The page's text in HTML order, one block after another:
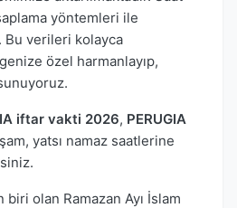
yöntemleri ile
Bu verileri kolayca
özel harmanlayıp,
iftar vakti 2026, PERUGIA
yatsı namaz saatlerine
biri olan Ramazan Ayı İslam